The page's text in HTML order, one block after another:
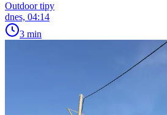
Outdoor tipy
dnes, 04:14
3 min